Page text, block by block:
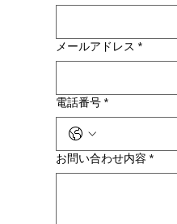
メールアドレス *
電話番号 *
お問い合わせ内容 *